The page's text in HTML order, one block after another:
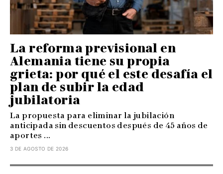
La reforma previsional en
Alemania tiene su propia
grieta: por qué el este desafía el
plan de subir la edad
jubilatoria
La propuesta para eliminar la jubilación
anticipada sin descuentos después de 45 años de
aportes ...
3 DE AGOSTO DE 2026